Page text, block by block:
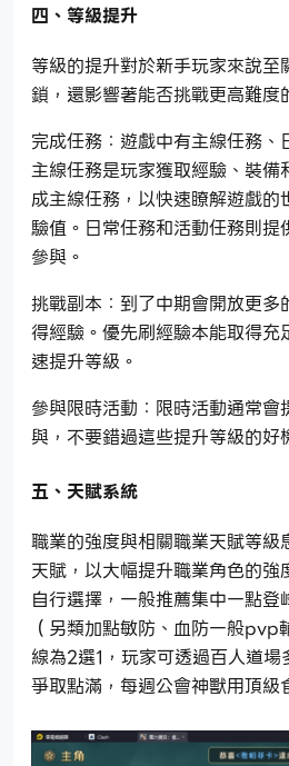
四、等級提升
等級的提升對於新手玩家來說
鎖，還影響著能否挑戰更高難
完成任務：遊戲中有主線任務
主線任務是玩家獲取經驗、裝
成主線任務，以快速瞭解遊戲
驗值。日常任務和活動任務則
參與。
挑戰副本：到了中期會開放更
得經驗。優先刷經驗本能取得
速提升等級。
參與限時活動：限時活動通常
與，不要錯過這些提升等級的好
五、天賦系統
職業的強度與相關職業天賦等
天賦，以大幅提升職業角色的
自行選擇，一般推薦集中一點
（另類加點敏防、血防一般
線為2選1，玩家可透過百人道
爭取點滿，每週公會神獸用頂